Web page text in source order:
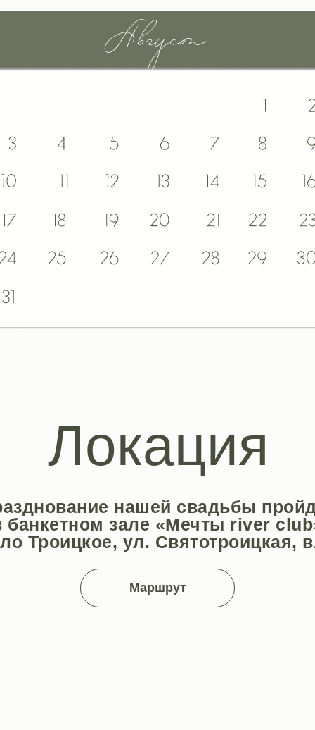
Локация
нашей свадьбы
банкетном зале «Мечты river
Троицкое, ул. Святотроицкая,
Маршрут